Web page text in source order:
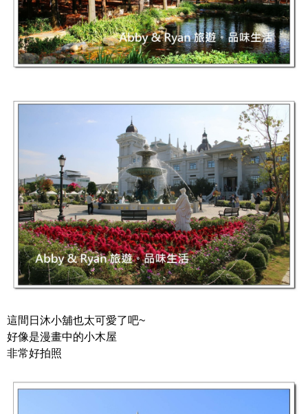
這間日沐小舖也太可愛了吧~
好像是漫畫中的小木屋
非常好拍照